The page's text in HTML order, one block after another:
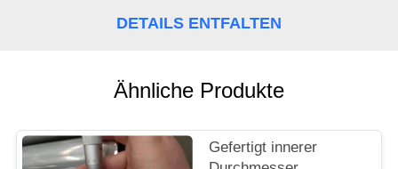
VERBINDUNG
NACHRICHTEN
DETAILS ENTFALTEN
Ähnliche Produkte
Gefertigt innerer